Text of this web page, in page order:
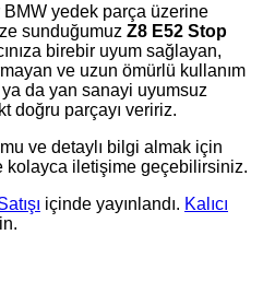
BMW yedek parça üzerine
sunduğumuz Z8 E52 Stop
birebir uyum sağlayan,
ve uzun ömürlü kullanım
da yan sanayi uyumsuz
doğru parçayı veririz.
ve detaylı bilgi almak için
kolayca iletişime geçebilirsiniz.
içinde yayınlandı. Kalıcı